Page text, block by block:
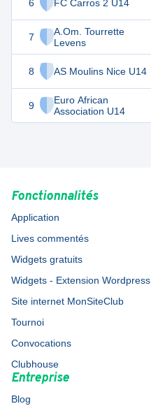
6 FC Carros 2 U14
7
A.Om. Tourrette
Levens
8 AS Moulins Nice U14
9
Euro African
Association U14
21
10
7 16
Fonctionnalités
Application
Lives commentés
Widgets gratuits
Widgets - Extension Wordpress
Site internet MonSiteClub
Tournoi
Convocations
Clubhouse
Entreprise
Blog